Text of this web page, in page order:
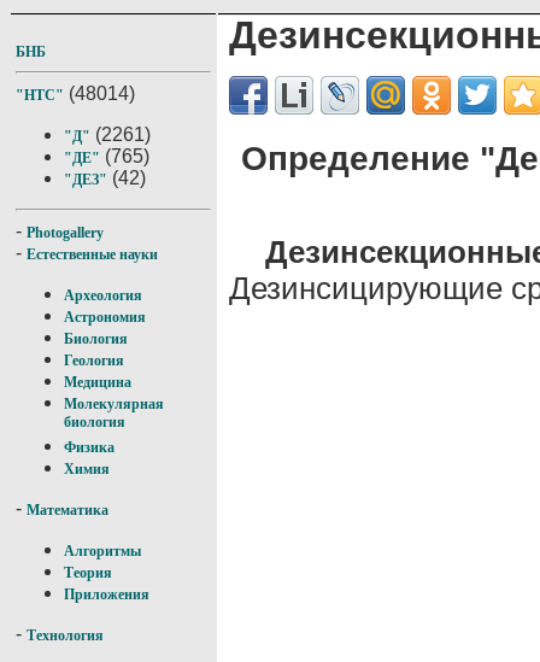
БНБ
"НТС" (48014)
"Д" (2261)
"ДЕ" (765)
"ДЕЗ" (42)
- Photogallery
- Естественные науки
Археология
Астрономия
Биология
Геология
Медицина
Молекулярная
биология
Физика
Химия
- Математика
Алгоритмы
Теория
Приложения
- Технология
Определение
Дезинсицирующие